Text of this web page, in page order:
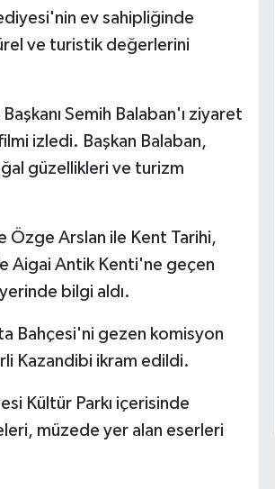
ev sahipliğinde
ve turistik değerlerini
Semih Balaban'ı ziyaret
izledi. Başkan Balaban,
güzellikleri ve turizm
Özge Arslan ile Kent Tarihi,
Aigai Antik Kenti'ne geçen
bilgi aldı.
Bahçesi'ni gezen komisyon
Kazandibi ikram edildi.
Kültür Parkı içerisinde
müzede yer alan eserleri